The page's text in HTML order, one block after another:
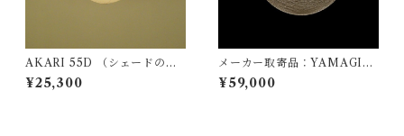
AKARI 55D （シェードの
み） / イサム ノグチ（Isamu
Noguchi) / オゼキ（尾関）
¥25,300
メーカー取寄品：YAMAGIW
A（ヤマギワ）/ 321P2911W /
MAYUHANA（マユハナ）二
¥59,000